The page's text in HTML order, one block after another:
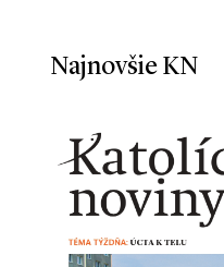
Najnovšie KN